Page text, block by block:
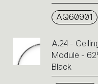
AQ60901
A.24 -
Module -
Black